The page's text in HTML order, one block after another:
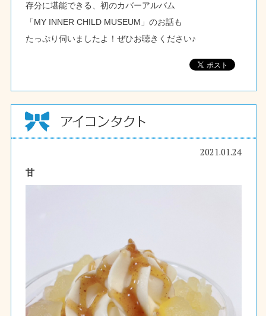
存分に堪能できる、初のカバーアルバム
「MY INNER CHILD MUSEUM」のお話も
たっぷり伺いましたよ！ぜひお聴きください♪
2021.01.24
甘